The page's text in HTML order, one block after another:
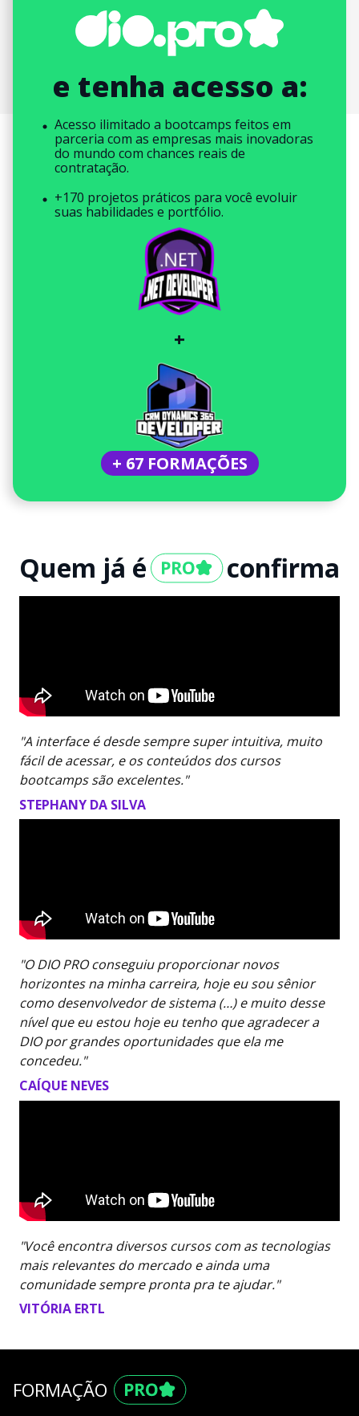
e tenha acesso a:
Acesso ilimitado a bootcamps feitos em
parceria com as empresas mais inovadoras
do mundo com chances reais de
contratação.
+170 projetos práticos para você evoluir
suas habilidades e portfólio.
+
+ 67 FORMAÇÕES
Quem já é confirma
"A interface é desde sempre super intuitiva, muito
fácil de acessar, e os conteúdos dos cursos
bootcamps são excelentes."
STEPHANY DA SILVA
"O DIO PRO conseguiu proporcionar novos
horizontes na minha carreira, hoje eu sou sênior
como desenvolvedor de sistema (…) e muito desse
nível que eu estou hoje eu tenho que agradecer a
DIO por grandes oportunidades que ela me
concedeu."
CAÍQUE NEVES
"Você encontra diversos cursos com as tecnologias
mais relevantes do mercado e ainda uma
comunidade sempre pronta pra te ajudar."
VITÓRIA ERTL
FORMAÇÃO